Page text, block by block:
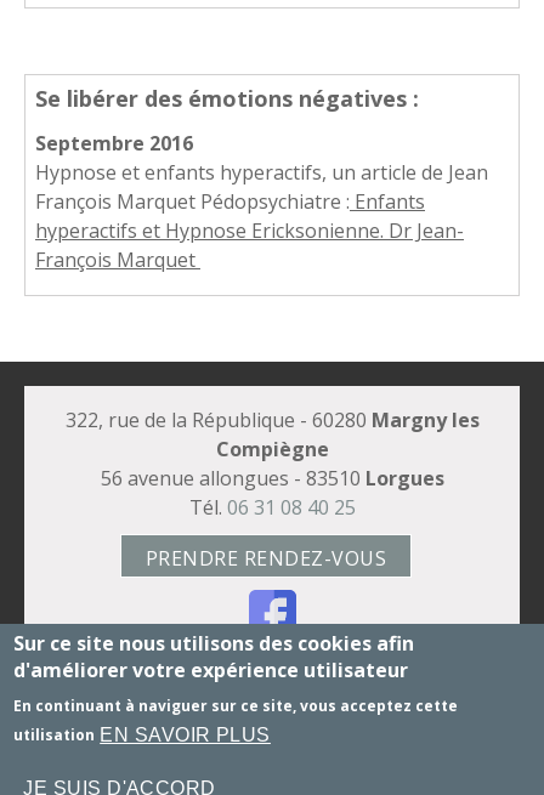
Se libérer des émotions négatives :
Septembre 2016
Hypnose et enfants hyperactifs, un article de Jean
François Marquet Pédopsychiatre : Enfants
hyperactifs et Hypnose Ericksonienne. Dr Jean-
François Marquet ​
322, rue de la République - 60280 Margny les
Compiègne
56 avenue allongues - 83510 Lorgues
Tél. 06 31 08 40 25
PRENDRE RENDEZ-VOUS
STAGES 3 jours et Constellations familliales
Honoraires-Mentions légales
Sur ce site nous utilisons des cookies afin
d'améliorer votre expérience utilisateur
En continuant à naviguer sur ce site, vous acceptez cette
utilisation EN SAVOIR PLUS
JE SUIS D'ACCORD